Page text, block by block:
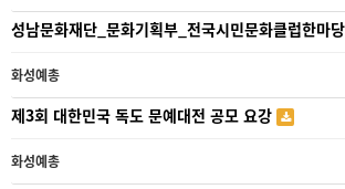
성남문화재단_문화기획부_전국시민문화클럽한마
화성예총
제3회 대한민국 독도 문예대전 공모 요강
화성예총